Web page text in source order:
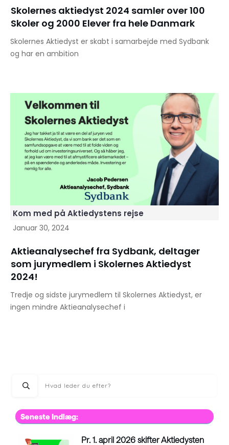
Skolernes aktiedyst 2024 samler over 100
Skoler og 2000 Elever fra hele Danmark
Skolernes Aktiedyst er skabt i samarbejde med Sydbank
og har en ambition
Kom med på Aktiedystens rejse
Januar 30, 2024
Aktieanalysechef fra Sydbank, deltager
som jurymedlem i Skolernes Aktiedyst
2024!
Tredje og sidste jurymedlem til Skolernes Aktiedyst, er
ingen mindre Aktieanalysechef i
Seneste Indlæg:
Pr. 1. april 2026 skifter Aktiedysten